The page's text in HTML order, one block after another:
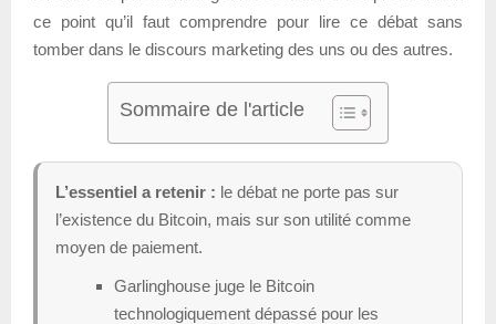
ce point qu’il faut comprendre pour lire ce débat sans
tomber dans le discours marketing des uns ou des autres.
Sommaire de l'article
L’essentiel a retenir : le débat ne porte pas sur
l’existence du Bitcoin, mais sur son utilité comme
moyen de paiement.
Garlinghouse juge le Bitcoin
technologiquement dépassé pour les